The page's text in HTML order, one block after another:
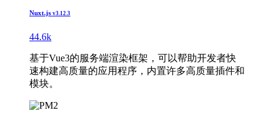
Nuxt.js v3.12.3
44.6k
基于Vue3的服务端渲染框架，可以帮助开发者快
速构建高质量的应用程序，内置许多高质量插件和
模块。